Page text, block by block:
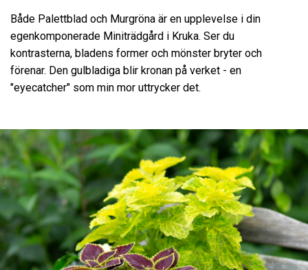
Både Palettblad och Murgröna är en upplevelse i din
egenkomponerade Miniträdgård i Kruka. Ser du
kontrasterna, bladens former och mönster bryter och
förenar. Den gulbladiga blir kronan på verket - en
"eyecatcher" som min mor uttrycker det.